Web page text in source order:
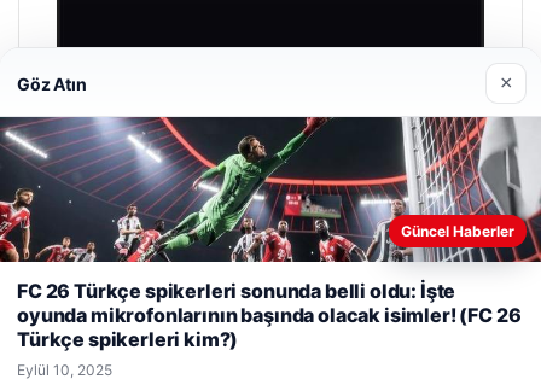
Prenses Night Club
Nisan 29, 2026
© 2026 Taze Haberler
deneyiminizi kişiselleştirmek ve geliştirmek amacıyla çerezler
kullanıyoruz.Çerez Politikamız
Reddet
Göz Atın ×
Güncel Haberler
FC 26 Türkçe spikerleri sonunda belli oldu: İşte
oyunda mikrofonlarının başında olacak isimler! (FC 26
Türkçe spikerleri kim?)
Eylül 10, 2025